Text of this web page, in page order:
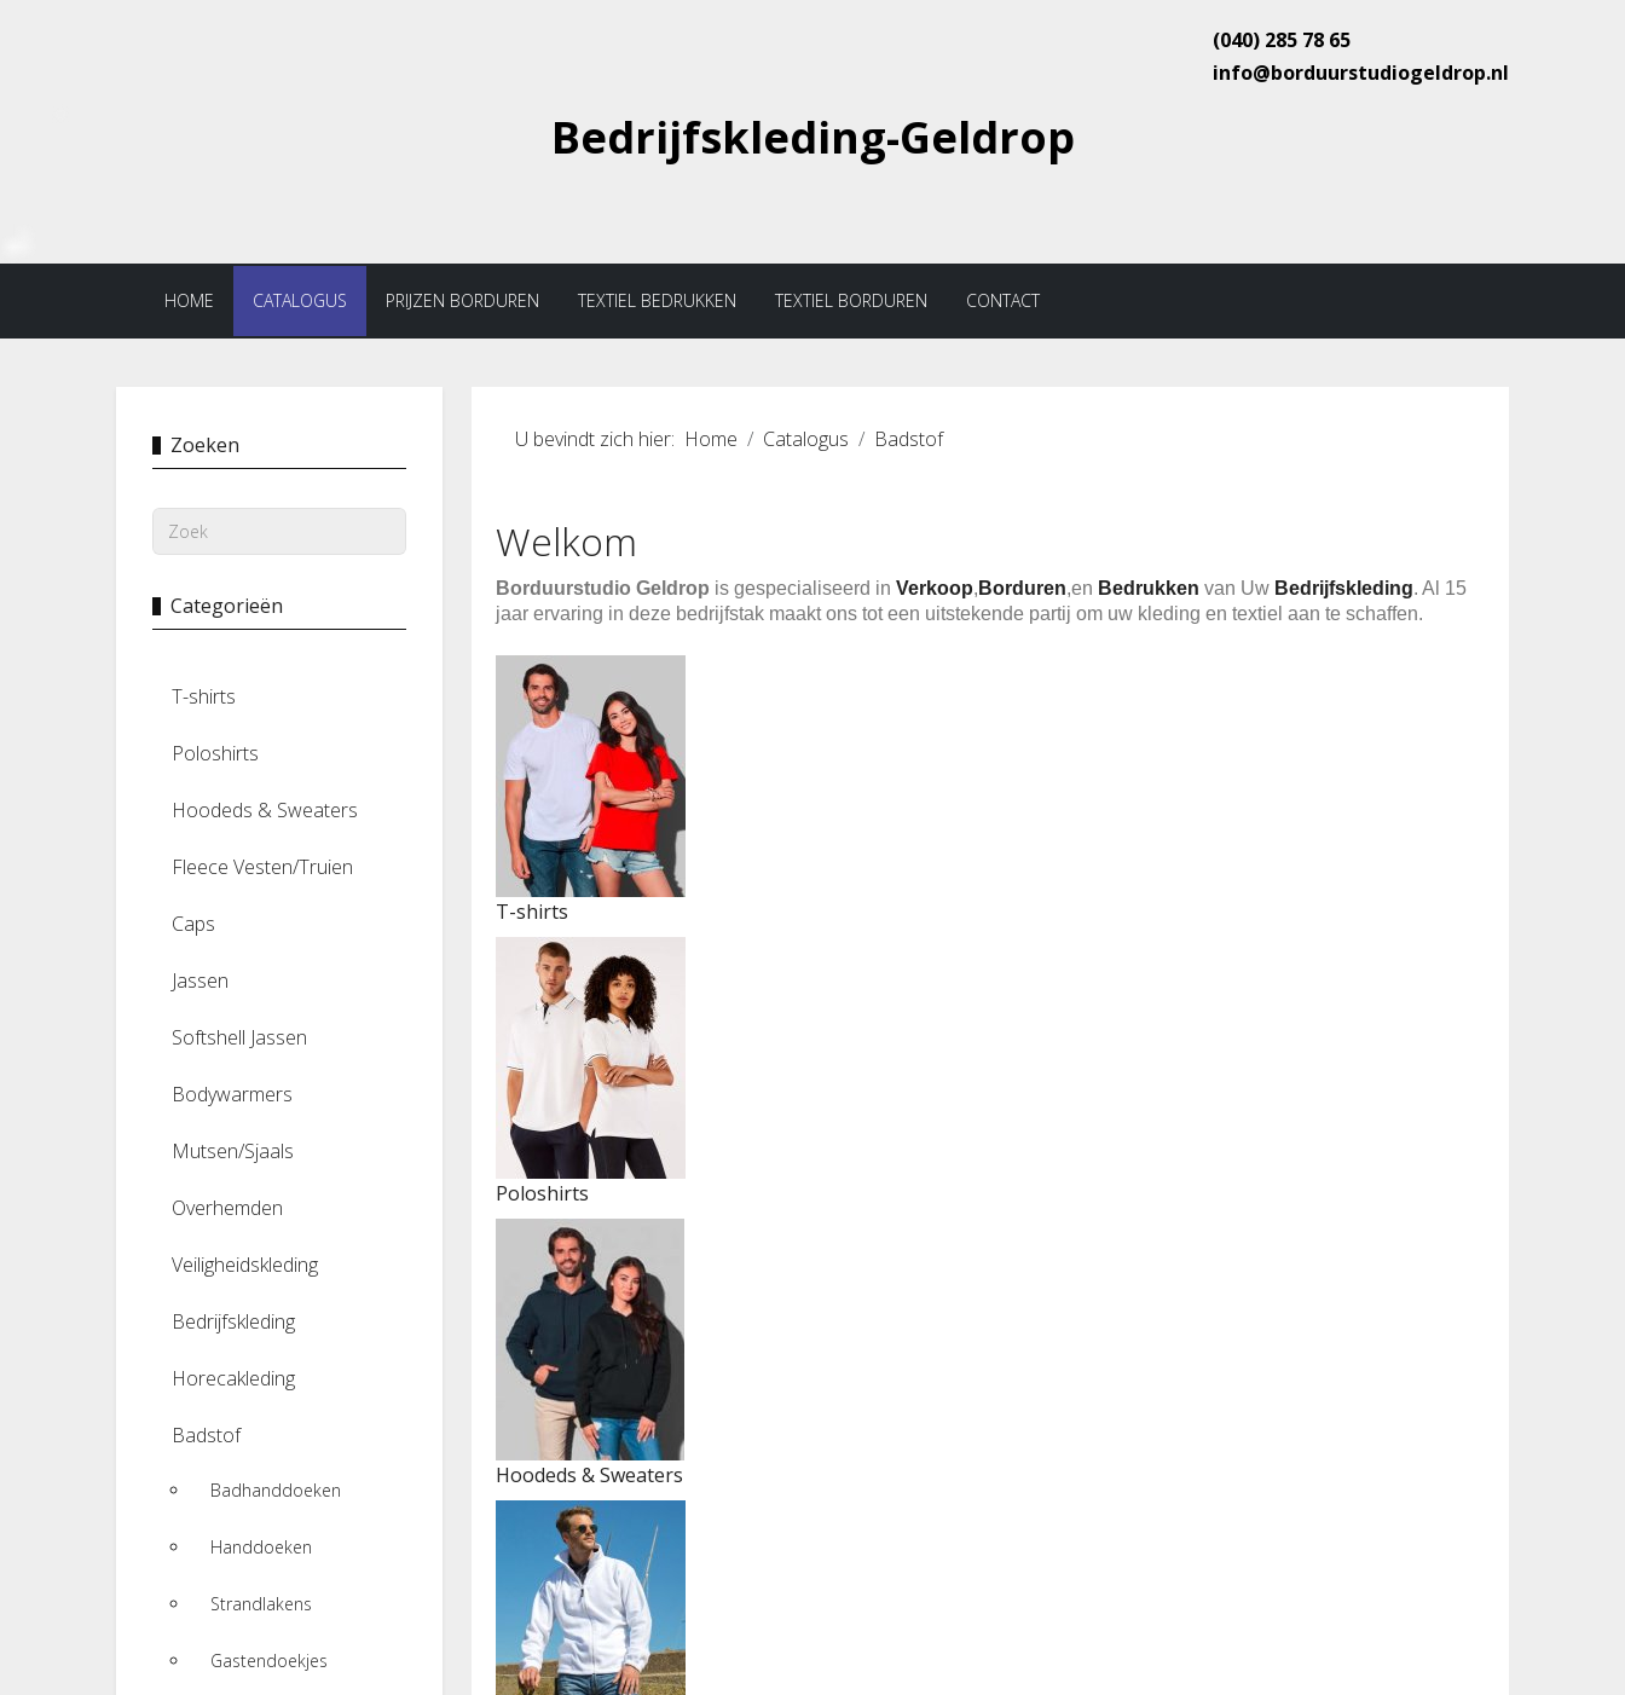
(040) 285 78 65
info@borduurstudiogeldrop.nl
Bedrijfskleding-Geldrop
HOME CATALOGUS PRIJZEN BORDUREN TEXTIEL BEDRUKKEN TEXTIEL BORDUREN CONTACT
Zoeken
Categorieën
T-shirts
Poloshirts
Hoodeds & Sweaters
Fleece Vesten/Truien
Caps
Jassen
Softshell Jassen
Bodywarmers
Mutsen/Sjaals
Overhemden
Veiligheidskleding
Bedrijfskleding
Horecakleding
Badstof
Badhanddoeken
Handdoeken
Strandlakens
Gastendoekjes
U bevindt zich hier: Home Catalogus Badstof
Welkom
Borduurstudio Geldrop is gespecialiseerd in Verkoop, Borduren,en Bedrukken van Uw Bedrijfskleding. Al 15
jaar ervaring in deze bedrijfstak maakt ons tot een uitstekende partij om uw kleding en textiel aan te schaffen.
T-shirts
Poloshirts
Hoodeds & Sweaters